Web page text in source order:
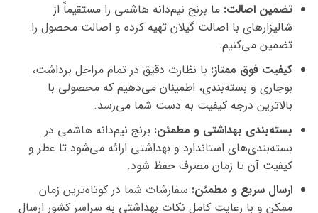
تضمین اصالت: ما برنج نیم‌دانه هاشمی را مستقیماً از
شالیزارهای با اصالت گیلان تهیه کرده و اصالت محصول را
تضمین می‌کنیم.
کیفیت فوق ممتاز: با نظارت دقیق در تمام مراحل برداشت،
بوجاری و بسته‌بندی، اطمینان می‌دهیم که محصولی با
بالاترین درجه کیفیت به دست شما می‌رسد.
بسته‌بندی بهداشتی و مطمئن: برنج نیم‌دانه هاشمی در
بسته‌بندی‌های استاندارد و بهداشتی ارائه می‌شود تا عطر و
کیفیت آن تا زمان مصرف حفظ شود.
ارسال سریع و مطمئن: سفارشات شما در کوتاه‌ترین زمان
ممکن و با رعایت کامل نکات بهداشتی به سراسر کشور ارسال